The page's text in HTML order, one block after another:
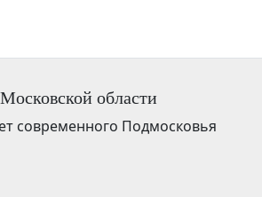
области
современного Подмосковья